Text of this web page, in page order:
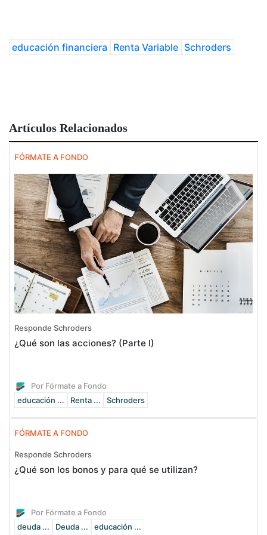
educación financiera Renta Variable Schroders
Artículos Relacionados
FÓRMATE A FONDO
Responde Schroders
¿Qué son las acciones? (Parte I)
Por Fórmate a Fondo
educación ...
Renta ... Schroders
FÓRMATE A FONDO
Responde Schroders
¿Qué son los bonos y para qué se utilizan?
Por Fórmate a Fondo
deuda ...
Deuda ... educación ...